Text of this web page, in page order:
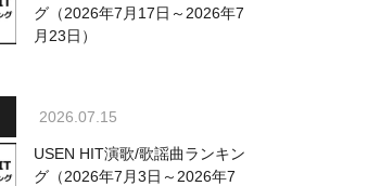
グ（2026年7月17日～2026年7
月23日）
2026.07.15
USEN HIT演歌/歌謡曲ランキン
グ（2026年7月3日～2026年7